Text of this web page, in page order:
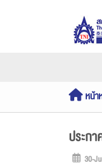
หน้
ประก
30-